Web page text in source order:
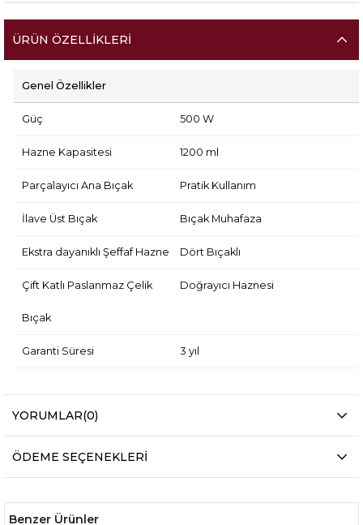
ÜRÜN ÖZELLIKLERI
Genel Özellikler
Güç 500 W
Hazne Kapasitesi 1200 ml
Parçalayıcı Ana Bıçak Pratik Kullanım
İlave Üst Bıçak Bıçak Muhafaza
Ekstra dayanıklı Şeffaf Hazne Dört Bıçaklı
Çift Katlı Paslanmaz Çelik
Bıçak
Doğrayıcı Haznesi
Garanti Süresi 3 yıl
YORUMLAR(0)
ÖDEME SEÇENEKLERI
Benzer Ürünler